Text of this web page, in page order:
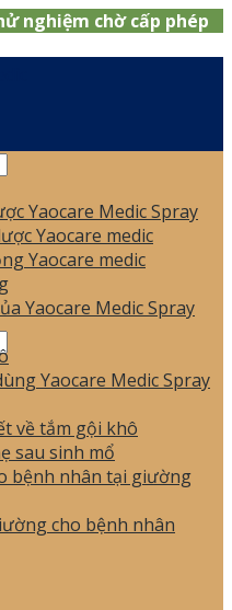
nghiệm chờ cấp phép
Yaocare Medic Spray
Yaocare medic
Yaocare medic
Yaocare Medic Spray
Yaocare Medic Spray
về tắm gội khô
sau sinh mổ
bệnh nhân tại giường
cho bệnh nhân